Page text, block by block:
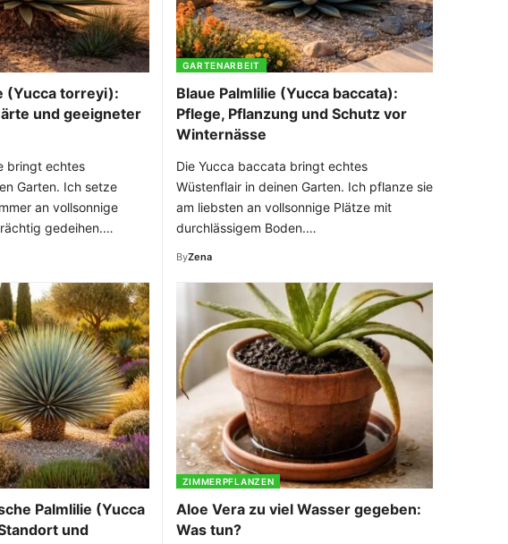
(Yucca torreyi):
und geeigneter
bringt echtes
Garten. Ich setze
an vollsonnige
gedeihen.…
GARTENARBEIT
Blaue Palmlilie (Yucca baccata):
Pflege, Pflanzung und Schutz vor
Winternässe
Die Yucca baccata bringt echtes
Wüstenflair in deinen Garten. Ich pflanze sie
am liebsten an vollsonnige Plätze mit
durchlässigem Boden.…
ByZena
Palmlilie (Yucca
und
ZIMMERPFLANZEN
Aloe Vera zu viel Wasser gegeben:
Was tun?